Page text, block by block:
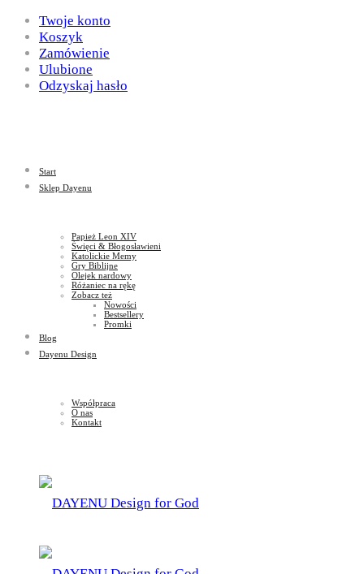
for
God
Design
God
Twoje konto
Koszyk
Zamówienie
Ulubione
Odzyskaj hasło
Start
Sklep Dayenu
Papież Leon XIV
Święci & Błogosławieni
Katolickie Memy
Gry Biblijne
Olejek nardowy
Różaniec na rękę
Zobacz też
Nowości
Bestsellery
Promki
Blog
Dayenu Design
Współpraca
O nas
Kontakt